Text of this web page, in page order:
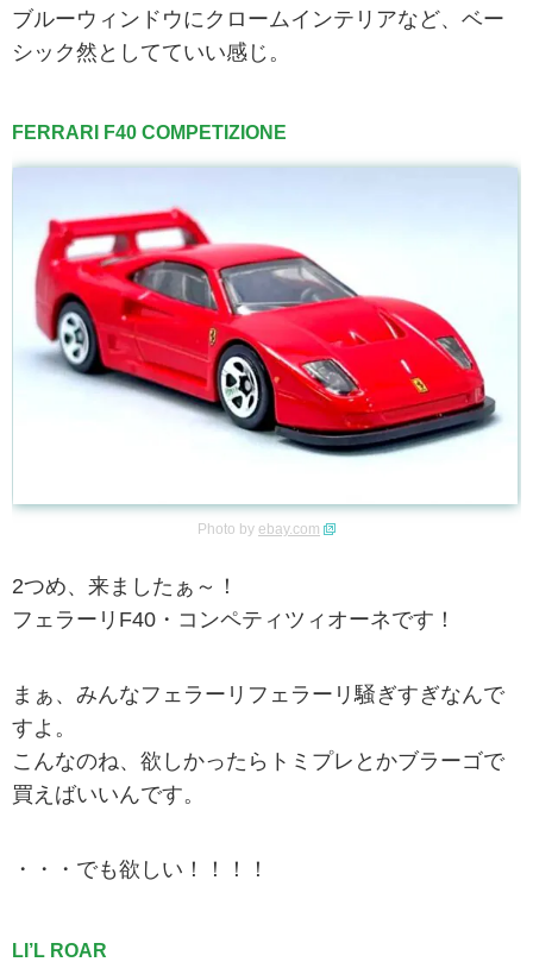
ブルーウィンドウにクロームインテリアなど、ベー
シック然としてていい感じ。
FERRARI F40 COMPETIZIONE
Photo by ebay.com
2つめ、来ましたぁ～！
フェラーリF40・コンペティツィオーネです！
まぁ、みんなフェラーリフェラーリ騒ぎすぎなんで
すよ。
こんなのね、欲しかったらトミプレとかブラーゴで
買えばいいんです。
・・・でも欲しい！！！！
LI’L ROAR